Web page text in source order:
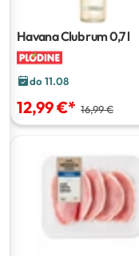
Havana Club rum0,7 l
do 11.08
12,99 €* 16,99 €